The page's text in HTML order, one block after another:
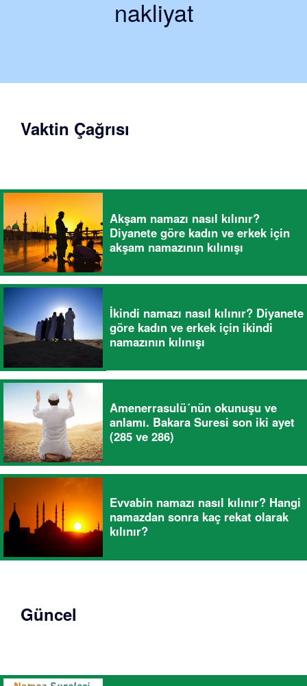
nakliyat
Vaktin Çağrısı
Akşam namazı nasıl kılınır?
Diyanete göre kadın ve erkek için
akşam namazının kılınışı
İkindi namazı nasıl kılınır? Diyanete
göre kadın ve erkek için ikindi
namazının kılınışı
Amenerrasulü´nün okunuşu ve
anlamı. Bakara Suresi son iki ayet
(285 ve 286)
Evvabin namazı nasıl kılınır? Hangi
namazdan sonra kaç rekat olarak
kılınır?
Güncel